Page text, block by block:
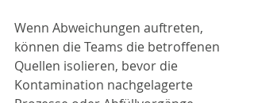
Wenn Abweichungen auftreten,
können die Teams die betroffenen
Quellen isolieren, bevor die
Kontamination nachgelagerte